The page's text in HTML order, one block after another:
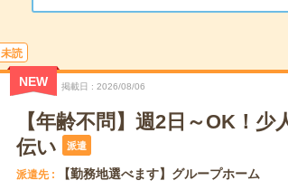
未読
NEW 掲載日 2026/08/06
【年齢不問】週2日～OK！
伝い
派遣
派遣先 【勤務地選べます】グループホーム